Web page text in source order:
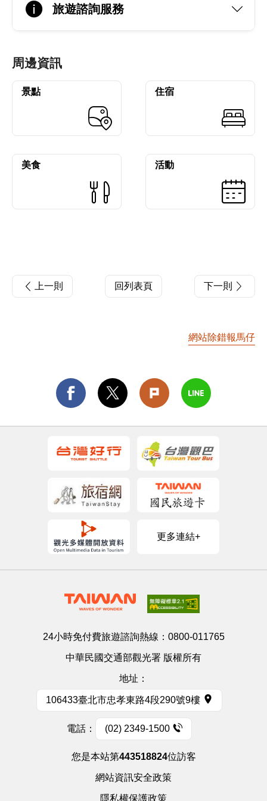
旅遊諮詢服務
周邊資訊
景點 住宿
美食 活動
上一則 回列表頁 下一則
網站除錯報馬仔
更多連結+
24小時免付費旅遊諮詢熱線： 0800-011765
中華民國交通部觀光署 版權所有
地址：
106433臺北市忠孝東路4段290號9樓
電話： (02) 2349-1500
您是本站第443518824位訪客
網站資訊安全政策
隱私權保護政策